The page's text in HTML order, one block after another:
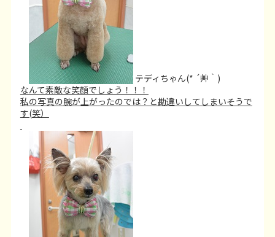
テディちゃん(* ´艸｀)
なんて素敵な笑顔でしょう！！！
私の写真の腕が上がったのでは？と勘違いしてしまいそうで
す(笑）